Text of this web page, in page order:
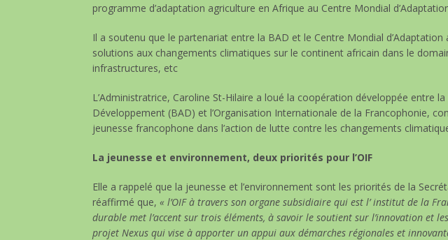
programme d’adaptation agriculture en Afrique au Centre Mondial
Il a soutenu que le partenariat entre la BAD et le Centre Mondial
solutions aux changements climatiques sur le continent africain dans le
infrastructures, etc
L’Administratrice, Caroline St-Hilaire a loué la coopération développée entre
Développement (BAD) et l’Organisation Internationale de la Francophonie,
jeunesse francophone dans l’action de lutte contre les changements
La jeunesse et environnement, deux priorités pour l’OIF
Elle a rappelé que la jeunesse et l’environnement sont les priorités de la
réaffirmé que, « l’OIF à travers son organe subsidiaire qui est l’ institut de la
durable met l’accent sur trois éléments, à savoir le soutient sur l’innovation et
projet Nexus qui vise à apporter un appui aux démarches régionales et